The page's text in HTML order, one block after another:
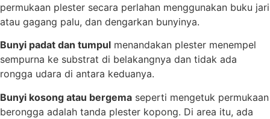
permukaan plester secara perlahan menggunakan buku jari
atau gagang palu, dan dengarkan bunyinya.
Bunyi padat dan tumpul menandakan plester menempel
sempurna ke substrat di belakangnya dan tidak ada
rongga udara di antara keduanya.
Bunyi kosong atau bergema seperti mengetuk permukaan
berongga adalah tanda plester kopong. Di area itu, ada